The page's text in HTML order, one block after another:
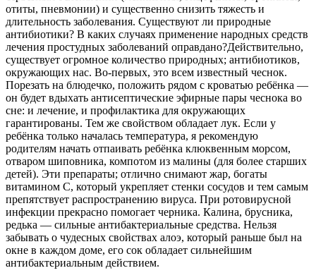
отиты, пневмонии) и существенно снизить тяжесть и
длительность заболевания. Существуют ли природные
антибиотики? В каких случаях применение народных средств
лечения простудных заболеваний оправдано?Действительно,
существует огромное количество природных; антибиотиков,
окружающих нас. Во-первых, это всем известный чеснок.
Порезать на блюдечко, положить рядом с кроватью ребёнка —
он будет вдыхать антисептические эфирные пары чеснока во
сне: и лечение, и профилактика для окружающих
гарантированы. Тем же свойством обладает лук. Если у
ребёнка только началась температура, я рекомендую
родителям начать отпаивать ребёнка клюквенным морсом,
отваром шиповника, компотом из малины (для более старших
детей). Эти препараты; отлично снимают жар, богаты
витамином С, который укрепляет стенки сосудов и тем самым
препятствует распространению вируса. При ротовирусной
инфекции прекрасно помогает черника. Калина, брусника,
редька — сильные антибактериальные средства. Нельзя
забывать о чудесных свойствах алоэ, который раньше был на
окне в каждом доме, его сок обладает сильнейшим
антибактериальным действием.